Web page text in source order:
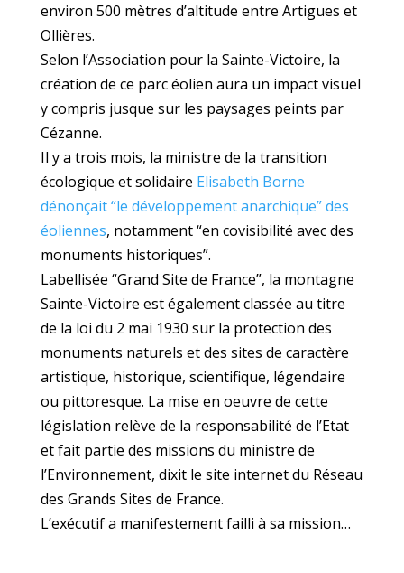
environ 500 mètres d’altitude entre Artigues et
Ollières.
Selon l’Association pour la Sainte-Victoire, la
création de ce parc éolien aura un impact visuel
y compris jusque sur les paysages peints par
Cézanne.
Il y a trois mois, la ministre de la transition
écologique et solidaire Elisabeth Borne
dénonçait “le développement anarchique” des
éoliennes, notamment “en covisibilité avec des
monuments historiques”.
Labellisée “Grand Site de France”, la montagne
Sainte-Victoire est également classée au titre
de la loi du 2 mai 1930 sur la protection des
monuments naturels et des sites de caractère
artistique, historique, scientifique, légendaire
ou pittoresque. La mise en oeuvre de cette
législation relève de la responsabilité de l’Etat
et fait partie des missions du ministre de
l’Environnement, dixit le site internet du Réseau
des Grands Sites de France.
L’exécutif a manifestement failli à sa mission…